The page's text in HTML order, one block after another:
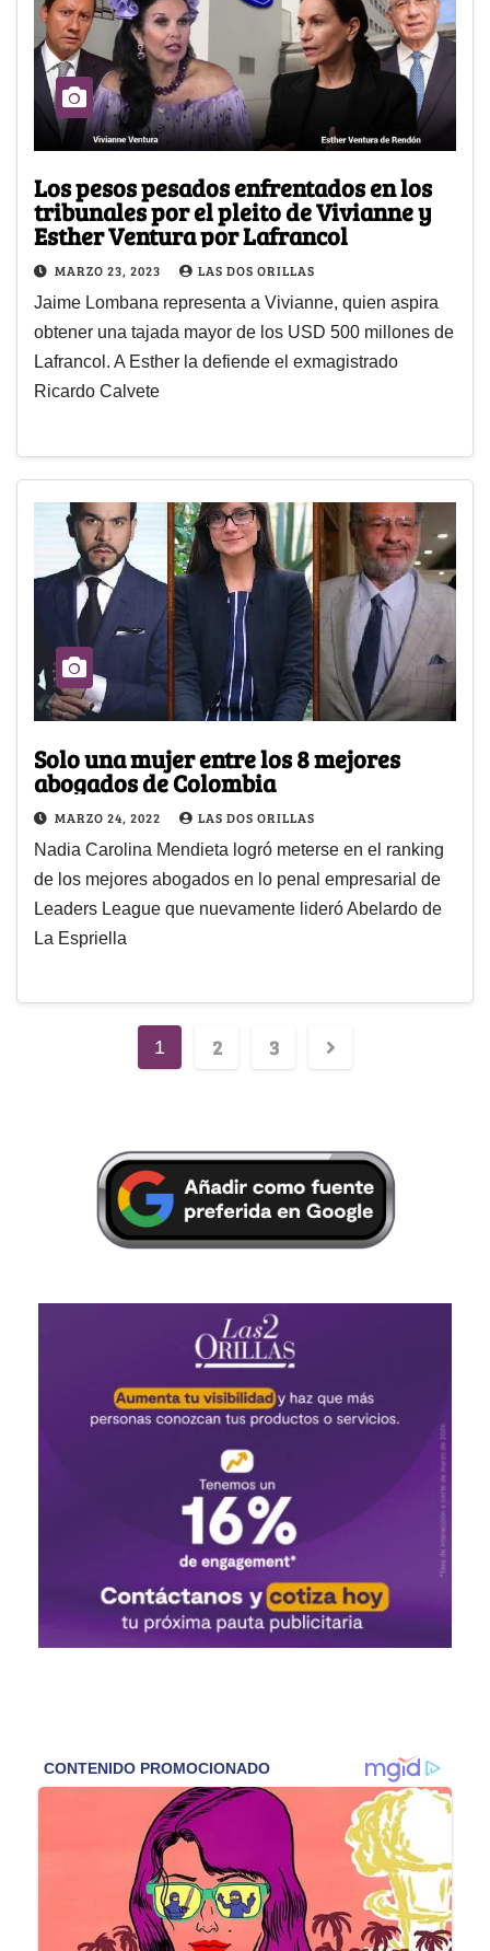
Los pesos pesados enfrentados en los
tribunales por el pleito de Vivianne y
Esther Ventura por Lafrancol
MARZO 23, 2023 LAS DOS ORILLAS
Jaime Lombana representa a Vivianne, quien aspira
obtener una tajada mayor de los USD 500 millones de
Lafrancol. A Esther la defiende el exmagistrado
Ricardo Calvete
Solo una mujer entre los 8 mejores
abogados de Colombia
MARZO 24, 2022 LAS DOS ORILLAS
Nadia Carolina Mendieta logró meterse en el ranking
de los mejores abogados en lo penal empresarial de
Leaders League que nuevamente lideró Abelardo de
La Espriella
1 2 3